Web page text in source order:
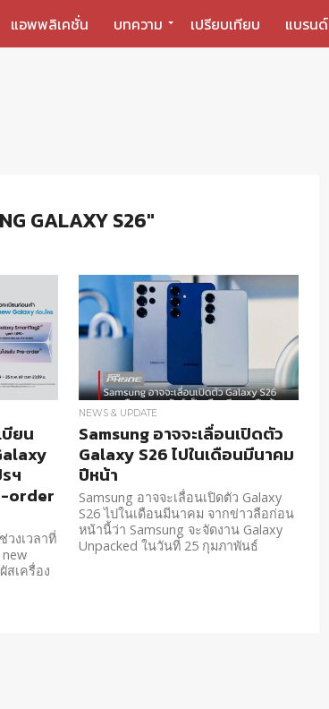
แอพพลิเคชั่น บทความ เปรียบเทียบ แบรนด์
GALAXY S26"
บียน
ฯ
order
วงเวลาที่
สเครื่อง
NEWS & UPDATE
Samsung อาจจะเลื่อนเปิดตัว
Galaxy S26 ไปในเดือนมีนาคม
ปีหน้า
Samsung อาจจะเลื่อนเปิดตัว Galaxy
S26 ไปในเดือนมีนาคม จากข่าวลือก่อน
หน้านี้ว่า Samsung จะจัดงาน Galaxy
Unpacked ในวันที่ 25 กุมภาพันธ์